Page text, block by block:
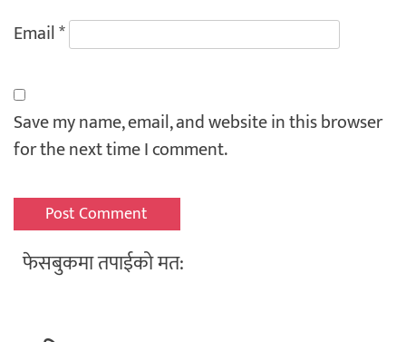
Email*
Save my name, email, and website in this browser
for the next time I comment.
फेसबुकमा तपाईको मत: